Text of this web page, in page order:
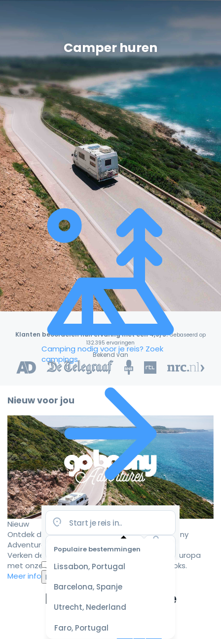
Camping nodig voor je reis? Zoek
campings
Populaire bestemmingen
Lissabon, Portugal
Barcelona, Spanje
Utrecht, Nederland
Faro, Portugal
Selecteer
datum
voor de
beste
prijzen
Camper huren
Klanten beoordelen hun ervaring met een 4,9/5! Gebaseerd op
132.395 ervaringen
Bekend van
Nieuw voor jou
Nieuw
Ontdek de mooiste camperroutes met Goboony
Adventures
Verken de mooiste camperbestemmingen in Europa
met onze zorgvuldig samengestelde roadbooks.
Meer informatie
Ervaar de ultieme
campervakantie